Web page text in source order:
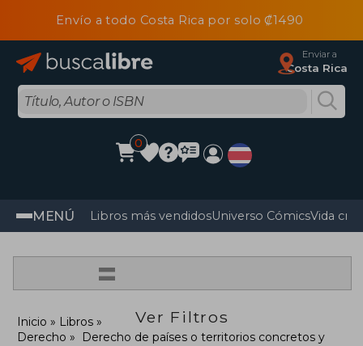
Envío a todo Costa Rica por solo ₡1490
Enviar a
Costa Rica
0
MENÚ Libros más vendidosUniverso CómicsVida
=
Ver Filtros
Inicio
Libros
Derecho
Derecho de países o territorios concretos y